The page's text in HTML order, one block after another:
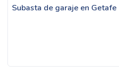
Subasta de garaje en Getafe